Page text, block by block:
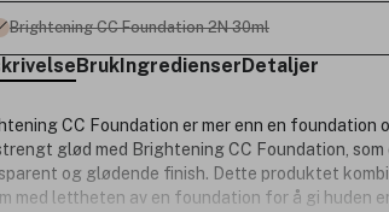
Brightening CC Foundation 2N 30ml
BrukIngredienserDetaljer
CC Foundation er mer enn en
glød med Brightening CC Foundation,
og glødende finish. Dette produktet
med lettheten av en foundation for å gi huden